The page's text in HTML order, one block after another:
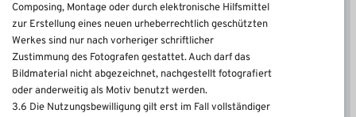
Composing, Montage oder durch elektronische Hilfsmittel
zur Erstellung eines neuen urheberrechtlich geschützten
Werkes sind nur nach vorheriger schriftlicher
Zustimmung des Fotografen gestattet. Auch darf das
Bildmaterial nicht abgezeichnet, nachgestellt fotografiert
oder anderweitig als Motiv benutzt werden.
3.6 Die Nutzungsbewilligung gilt erst im Fall vollständiger